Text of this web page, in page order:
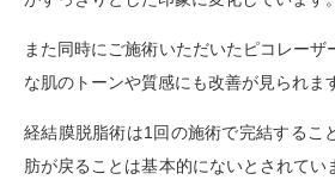
また同時にご施術いただいたピコレーザ
な肌のトーンや質感にも改善が見られま
経結膜脱脂術は1回の施術で完結するこ
肪が戻ることは基本的にないとされて